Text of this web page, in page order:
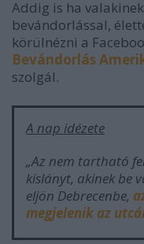
Addig is ha
bevándorlással,
körülnézni a
Bevándorlás
szolgál.
A nap idézete
„Az nem tartható
kislányt, akinek be
eljön Debrecenbe,
megjelenik az